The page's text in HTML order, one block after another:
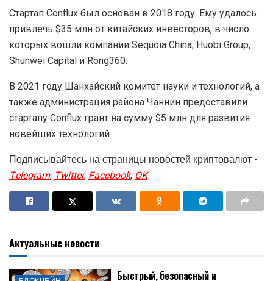
Стартап Conflux был основан в 2018 году. Ему удалось
привлечь $35 млн от китайских инвесторов, в число
которых вошли компании Sequoia China, Huobi Group,
Shunwei Capital и Rong360.
В 2021 году Шанхайский комитет науки и технологий, а
также администрация района Чаннин предоставили
стартапу Conflux грант на сумму $5 млн для развития
новейших технологий.
Подписывайтесь на страницы новостей криптовалют -
Telegram,Twitter,Facebook,OK
Актуальные новости
Быстрый, безопасный и